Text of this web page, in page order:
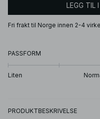
LEGG TIL
Fri frakt til Norge innen 2-4
PASSFORM
Liten
PRODUKTBESKRIVELSE